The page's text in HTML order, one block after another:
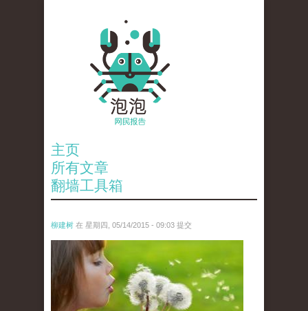
主页
所有文章
翻墙工具箱
柳建树 在 星期四, 05/14/2015 - 09:03 提交
pu_gong_ying_.jpg